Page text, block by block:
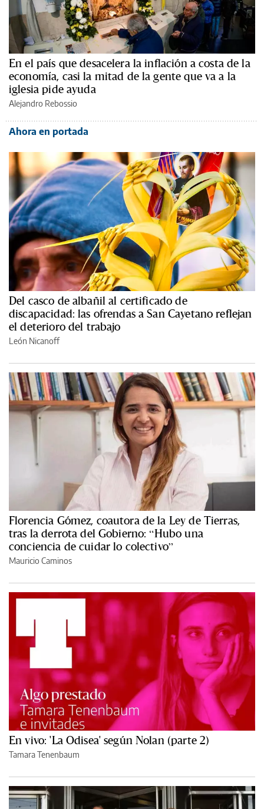
En el país que desacelera la inflación a costa de la
economía, casi la mitad de la gente que va a la
iglesia pide ayuda
Alejandro Rebossio
Ahora en portada
Del casco de albañil al certificado de
discapacidad: las ofrendas a San Cayetano reflejan
el deterioro del trabajo
León Nicanoff
Florencia Gómez, coautora de la Ley de Tierras,
tras la derrota del Gobierno: “Hubo una
conciencia de cuidar lo colectivo”
Mauricio Caminos
En vivo: 'La Odisea' según Nolan (parte 2)
Tamara Tenenbaum